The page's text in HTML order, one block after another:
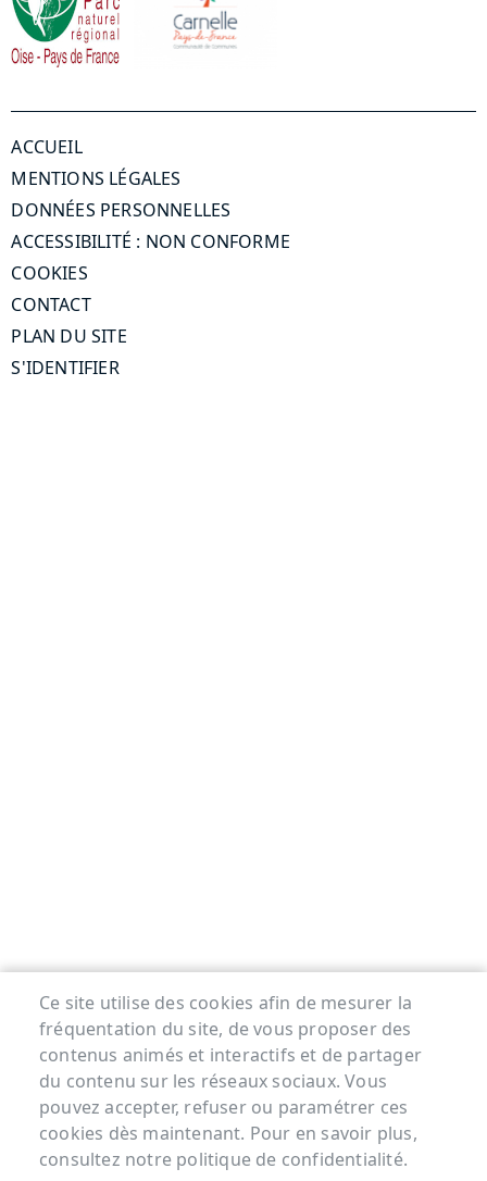
Menu Pied de page
ACCUEIL
MENTIONS LÉGALES
DONNÉES PERSONNELLES
ACCESSIBILITÉ : NON CONFORME
COOKIES
CONTACT
PLAN DU SITE
S'IDENTIFIER
Ce site utilise des cookies afin de mesurer la
fréquentation du site, de vous proposer des
contenus animés et interactifs et de partager
du contenu sur les réseaux sociaux. Vous
pouvez accepter, refuser ou paramétrer ces
cookies dès maintenant. Pour en savoir plus,
consultez notre politique de confidentialité.